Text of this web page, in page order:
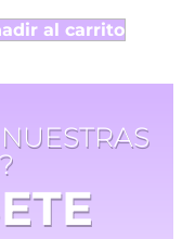
al carrito